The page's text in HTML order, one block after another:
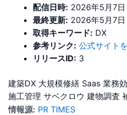
配信日時: 2026年5月7
最終更新: 2026年5月7
取得キーワード: DX
参考リンク: 公式サイト
リリースID: 3
建築DX 大規模修繕 Saas 業務
施工管理 サベクロウ 建物調査
情報源: PR TIMES